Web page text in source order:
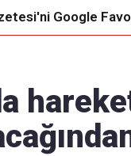
Google